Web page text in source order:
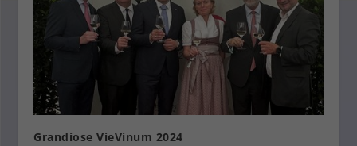
Grandiose VieVinum 2024